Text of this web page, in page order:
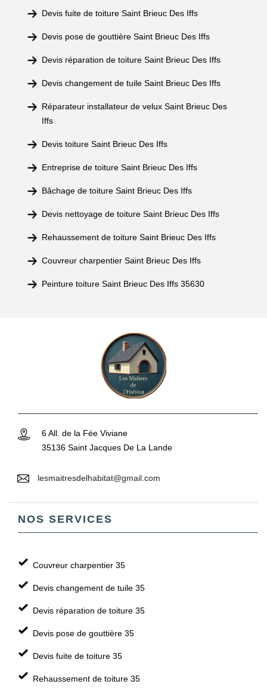
Devis fuite de toiture Saint Brieuc Des Iffs
Devis pose de gouttière Saint Brieuc Des Iffs
Devis réparation de toiture Saint Brieuc Des Iffs
Devis changement de tuile Saint Brieuc Des Iffs
Réparateur installateur de velux Saint Brieuc Des
Iffs
Devis toiture Saint Brieuc Des Iffs
Entreprise de toiture Saint Brieuc Des Iffs
Bâchage de toiture Saint Brieuc Des Iffs
Devis nettoyage de toiture Saint Brieuc Des Iffs
Rehaussement de toiture Saint Brieuc Des Iffs
Couvreur charpentier Saint Brieuc Des Iffs
Peinture toiture Saint Brieuc Des Iffs 35630
6 All. de la Fée Viviane
35136 Saint Jacques De La Lande
lesmaitresdelhabitat@gmail.com
NOS SERVICES
Couvreur charpentier 35
Devis changement de tuile 35
Devis réparation de toiture 35
Devis pose de gouttière 35
Devis fuite de toiture 35
Rehaussement de toiture 35